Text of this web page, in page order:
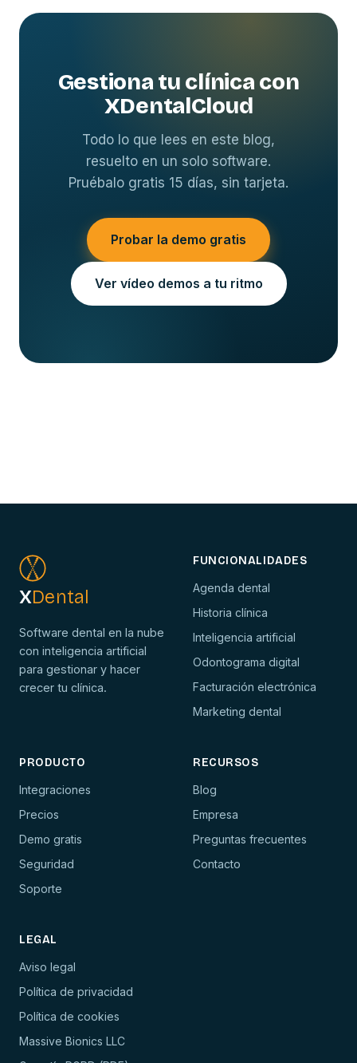
Gestiona tu clínica con
XDentalCloud
Todo lo que lees en este blog,
resuelto en un solo software.
Pruébalo gratis 15 días, sin tarjeta.
Probar la demo gratis
Ver vídeo demos a tu ritmo
XDental
Software dental en la nube
con inteligencia artificial
para gestionar y hacer
crecer tu clínica.
FUNCIONALIDADES
Agenda dental
Historia clínica
Inteligencia artificial
Odontograma digital
Facturación electrónica
Marketing dental
PRODUCTO
Integraciones
Precios
Demo gratis
Seguridad
Soporte
RECURSOS
Blog
Empresa
Preguntas frecuentes
Contacto
LEGAL
Aviso legal
Política de privacidad
Política de cookies
Massive Bionics LLC